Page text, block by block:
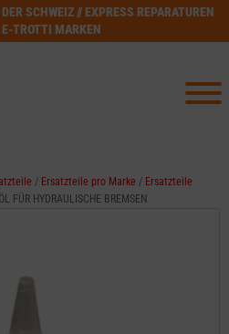
SCHWEIZ // EXPRESS REPARATUREN
TROTTI MARKEN
/ Ersatzteile pro Marke / Ersatzteile
FÜR HYDRAULISCHE BREMSEN